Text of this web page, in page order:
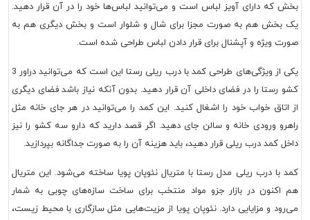
بخش که دارای آویز لباس است و می‌توانید لباس‌ها خود را در آن قرار دهید.
یک بخش هم به صورت مجزا برای شال و شلوار است و بخش دیگری هم به
صورت ویژه و آپشنال برای قرار دادن لباس طراحی شده است.
یکی از ویژگی‌های طراحی کمد با درب ریلی رستا این است که می‌توانید دراور 3
کشو رستا را در فضای داخلی آن قرار دهید. بدون آنکه نیاز باشد فضای دیگری
از اتاق خواب خود را اشغال کنید. این کمد را می‌توانید در هر جای خانه مثل
راهرو ورودی خانه و سالن جای دهید. اگر قصد دارید که دارو سه کشو را نیز
داخل کمد درب ریلی قرار دهید، باید هزینه آن را به صورت جداگانه بپردازید.
کمد با درب ریلی مدل رستا با متریال نئوپان پویا ساخته می‌شود. این متریال
هم اکنون در بازار جزو مواد منتخب برای ساخت سازه‌های چوبی به شمار
می‌رود و مزایایی دارد. نئوپان پویا از مزیت‌هایی مثل سازگاری با محیط زیست،